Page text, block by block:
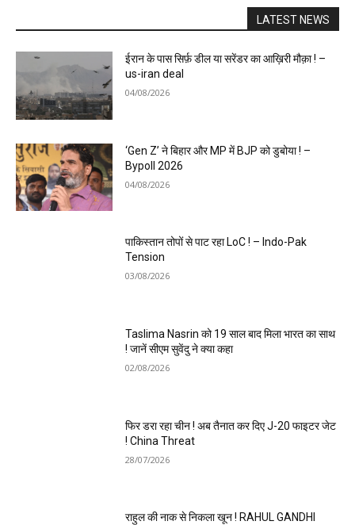
LATEST NEWS
ईरान के पास सिर्फ़ डील या सरेंडर का आख़िरी मौक़ा ! –
us-iran deal
04/08/2026
‘Gen Z’ ने बिहार और MP में BJP को डुबोया ! –
Bypoll 2026
04/08/2026
पाकिस्तान तोपों से पाट रहा LoC ! – Indo-Pak
Tension
03/08/2026
Taslima Nasrin को 19 साल बाद मिला भारत का साथ
! जानें सीएम सुवेंदु ने क्या कहा
02/08/2026
फिर डरा रहा चीन ! अब तैनात कर दिए J-20 फाइटर जेट
! China Threat
28/07/2026
राहुल की नाक से निकला खून ! RAHUL GANDHI